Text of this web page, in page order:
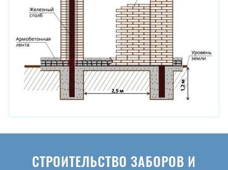
СТРОИТЕЛЬСТВО ЗАБОРОВ И